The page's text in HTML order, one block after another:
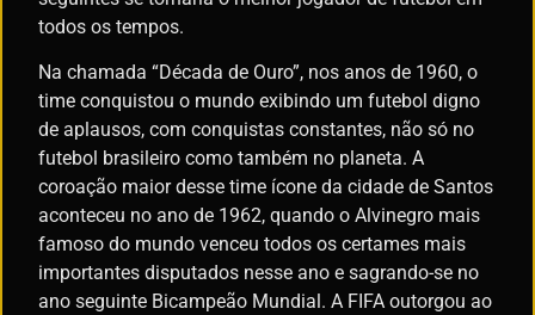
todos os tempos.
Na chamada “Década de Ouro”, nos anos de 1960, o
time conquistou o mundo exibindo um futebol digno
de aplausos, com conquistas constantes, não só no
futebol brasileiro como também no planeta. A
coroação maior desse time ícone da cidade de Santos
aconteceu no ano de 1962, quando o Alvinegro mais
famoso do mundo venceu todos os certames mais
importantes disputados nesse ano e sagrando-se no
ano seguinte Bicampeão Mundial. A FIFA outorgou ao